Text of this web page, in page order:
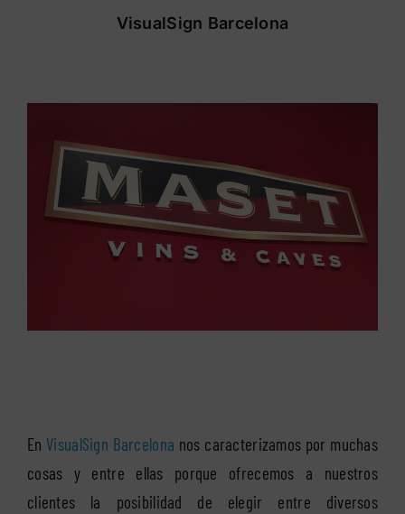
VisualSign Barcelona
En VisualSign Barcelona nos caracterizamos por muchas
cosas y entre ellas porque ofrecemos a nuestros
clientes la posibilidad de elegir entre diversos